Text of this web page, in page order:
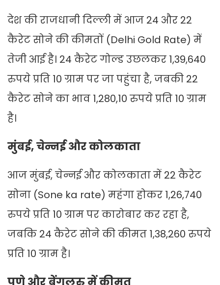
देश की राजधानी दिल्ली में आज 24 और 22
कैरेट सोने की कीमतों (Delhi Gold Rate) में
तेजी आई है। 24 कैरेट गोल्ड उछलकर 1,39,640
रुपये प्रति 10 ग्राम पर जा पहुंचा है, जबकी 22
कैरेट सोने का भाव 1,280,10 रुपये प्रति 10 ग्राम
है।
मुंबई, चेन्नई और कोलकाता
आज मुंबई, चेन्नई और कोलकाता में 22 कैरेट
सोना (Sone ka rate) महंगा होकर 1,26,740
रुपये प्रति 10 ग्राम पर कारोबार कर रहा है,
जबकि 24 कैरेट सोने की कीमत 1,38,260 रुपये
प्रति 10 ग्राम है।